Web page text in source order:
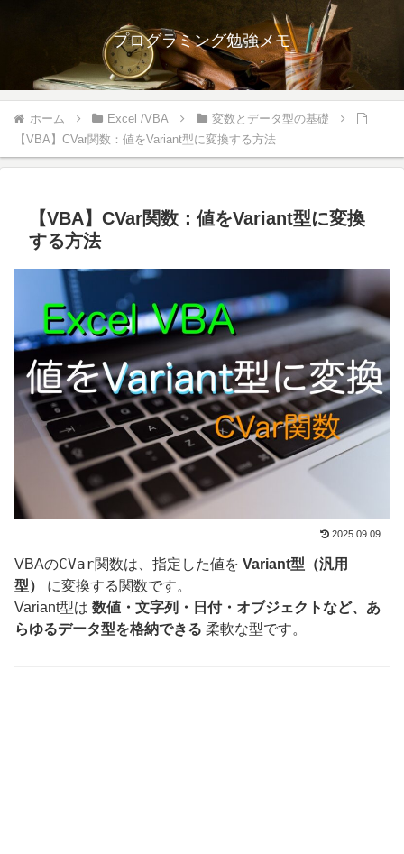
プログラミング勉強メモ
ホーム Excel /VBA
変数とデータ型の基礎
【VBA】CVar関数：値をVariant型に変換する方法
【VBA】CVar関数：値をVariant型に変換
する方法
2025.09.09
VBAのCVar関数は、指定した値を Variant型（汎用
型）
に変換する関数です。
Variant型は 数値・文字列・日付・オブジェクトなど、あ
らゆるデータ型を格納できる 柔軟な型です。